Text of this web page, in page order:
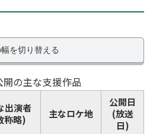
を切り替える
の主な支援作品
出演者
称略)
主なロケ地
公開日
(放送
日)